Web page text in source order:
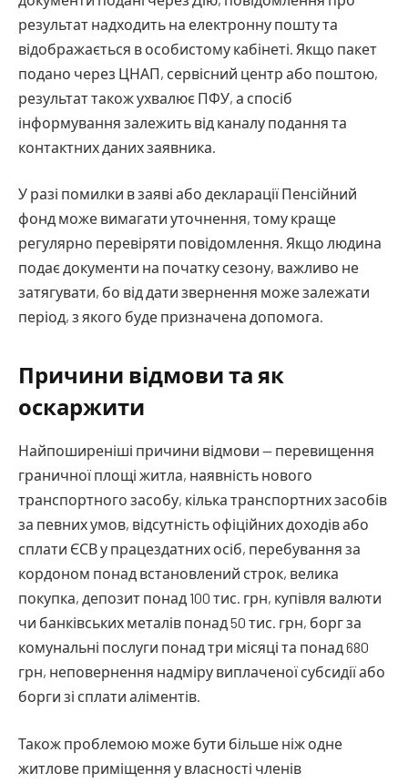
результат надходить на електронну пошту та
відображається в особистому кабінеті. Якщо пакет
подано через ЦНАП, сервісний центр або поштою,
результат також ухвалює ПФУ, а спосіб
інформування залежить від каналу подання та
контактних даних заявника.
У разі помилки в заяві або декларації Пенсійний
фонд може вимагати уточнення, тому краще
регулярно перевіряти повідомлення. Якщо людина
подає документи на початку сезону, важливо не
затягувати, бо від дати звернення може залежати
період, з якого буде призначена допомога.
Причини відмови та як
оскаржити
Найпоширеніші причини відмови — перевищення
граничної площі житла, наявність нового
транспортного засобу, кілька транспортних засобів
за певних умов, відсутність офіційних доходів або
сплати ЄСВ у працездатних осіб, перебування за
кордоном понад встановлений строк, велика
покупка, депозит понад 100 тис. грн, купівля валюти
чи банківських металів понад 50 тис. грн, борг за
комунальні послуги понад три місяці та понад 680
грн, неповернення надміру виплаченої субсидії або
борги зі сплати аліментів.
Також проблемою може бути більше ніж одне
житлове приміщення у власності членів